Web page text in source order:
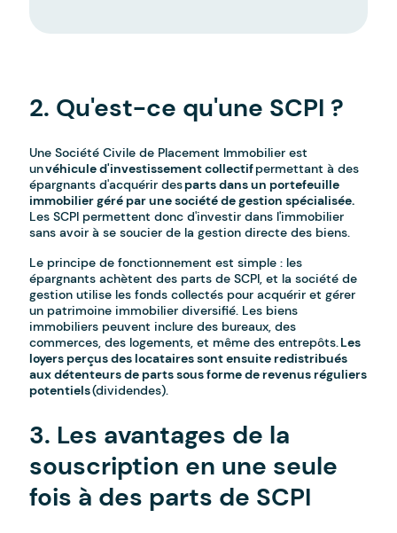
2. Qu'est-ce qu'une SCPI ?
Une Société Civile de Placement Immobilier est
unvéhicule d'investissement collectifpermettant à des
épargnants d'acquérir desparts dans un portefeuille
immobilier géré par une société de gestion spécialisée.
Les SCPI permettent donc d'investir dans l'immobilier
sans avoir à se soucier de la gestion directe des biens.
Le principe de fonctionnement est simple : les
épargnants achètent des parts de SCPI, et la société de
gestion utilise les fonds collectés pour acquérir et gérer
un patrimoine immobilier diversifié. Les biens
immobiliers peuvent inclure des bureaux, des
commerces, des logements, et même des entrepôts.Les
loyers perçus des locataires sont ensuite redistribués
aux détenteurs de parts sous forme de revenus réguliers
potentiels(dividendes).
3. Les avantages de la
souscription en une seule
fois à des parts de SCPI